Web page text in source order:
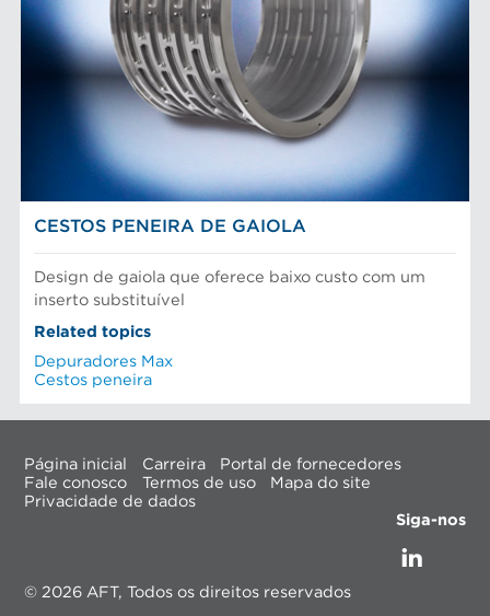
CESTOS PENEIRA DE GAIOLA
Design de gaiola que oferece baixo custo com um
inserto substituível
Related topics
Depuradores Max
Cestos peneira
Página inicial Carreira
Portal de fornecedores
Fale conosco
Termos de uso
Mapa do site
Privacidade de dados
Siga-nos
© 2026 AFT, Todos os direitos reservados